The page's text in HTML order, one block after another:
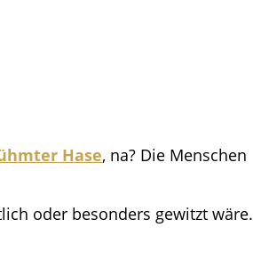
Hase, na? Die Menschen
oder besonders gewitzt wäre.